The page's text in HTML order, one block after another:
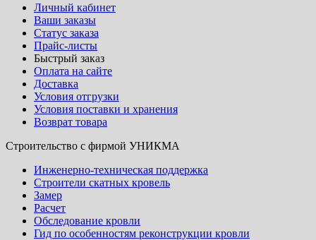
Личный кабинет
Ваши заказы
Статус заказа
Прайс-листы
Быстрый заказ
Оплата на сайте
Доставка
Условия отгрузки
Условия поставки и хранения
Возврат товара
Строительство с фирмой УНИКМА
Инженерно-техническая поддержка
Строители скатных кровель
Замер
Расчет
Обследование кровли
Гид по особенностям реконструкции кровли